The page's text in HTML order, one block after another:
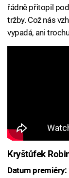
řádně přitopil
tržby. Což nás
vypadá, ani
Kryštůfek
Datum premiéry: